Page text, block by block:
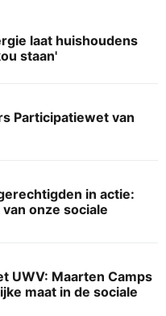
laat huishoudens
staan'
Participatiewet van
in actie:
onze sociale
UWV: Maarten Camps
maat in de sociale